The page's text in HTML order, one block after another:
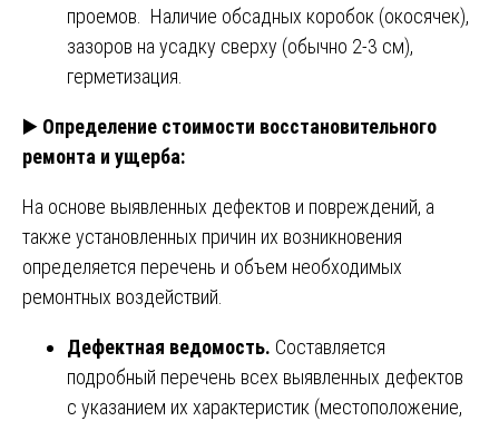
проемов. Наличие обсадных коробок (окосячек),
зазоров на усадку сверху (обычно 2-3 см),
герметизация.
▶️ Определение стоимости восстановительного
ремонта и ущерба:
На основе выявленных дефектов и повреждений, а
также установленных причин их возникновения
определяется перечень и объем необходимых
ремонтных воздействий.
Дефектная ведомость. Составляется
подробный перечень всех выявленных дефектов
с указанием их характеристик (местоположение,